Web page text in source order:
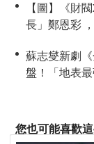
【圖】《財
長」鄭恩彩
蘇志燮新劇
盤！「地表
您也可能喜歡